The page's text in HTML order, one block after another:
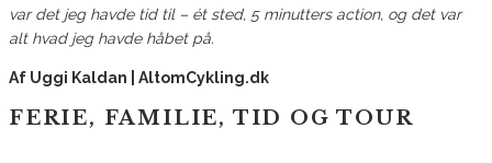
var det jeg havde tid til – ét sted, 5 minutters action, og det var
alt hvad jeg havde håbet på.
Af Uggi Kaldan | AltomCykling.dk
FERIE, FAMILIE, TID OG TOUR